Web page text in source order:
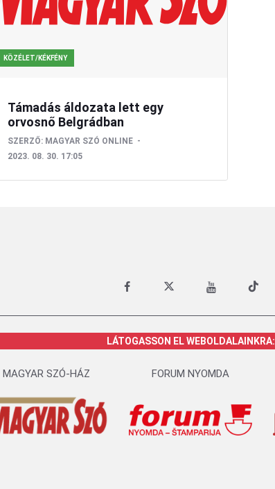
KÖZÉLET/KÉKFÉNY
Támadás áldozata lett egy
orvosnő Belgrádban
SZERZŐ: MAGYAR SZÓ ONLINE
2023. 08. 30. 17:05
LÁTOGASSON EL WEBOLDALAINKRA:
MAGYAR SZÓ-HÁZ FORUM NYOMDA